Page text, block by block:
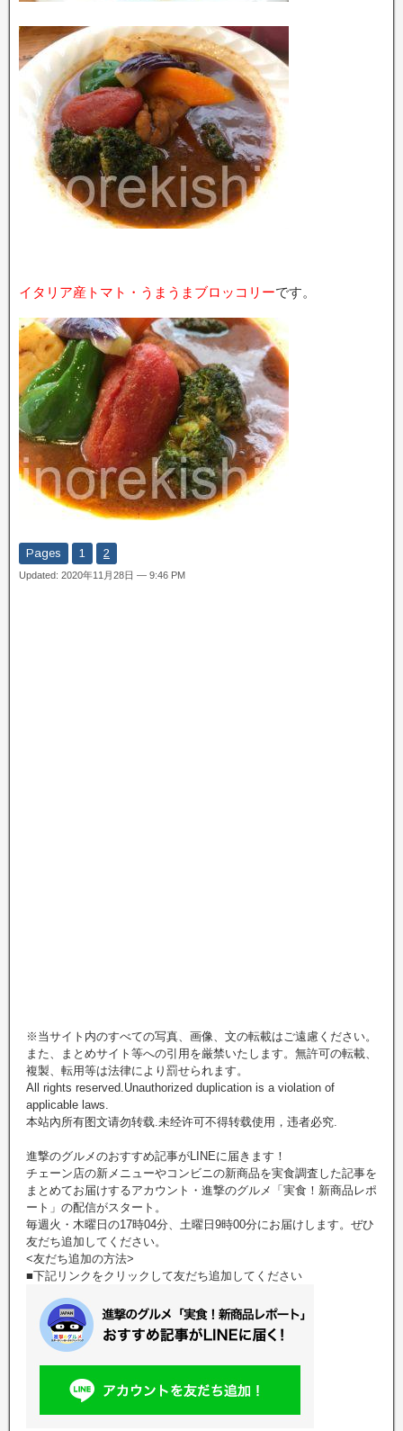
イタリア産トマト・うまうまブロッコリーです。
Pages 1 2
Updated: 2020年11月28日 — 9:46 PM
※当サイト内のすべての写真、画像、文の転載はご遠慮ください。
また、まとめサイト等への引用を厳禁いたします。無許可の転載、
複製、転用等は法律により罰せられます。
All rights reserved.Unauthorized duplication is a violation of
applicable laws.
本站內所有图文请勿转载.未经许可不得转载使用，违者必究.
進撃のグルメのおすすめ記事がLINEに届きます！
チェーン店の新メニューやコンビニの新商品を実食調査した記事を
まとめてお届けするアカウント・進撃のグルメ「実食！新商品レポ
ート」の配信がスタート。
毎週火・木曜日の17時04分、土曜日9時00分にお届けします。ぜひ
友だち追加してください。
<友だち追加の方法>
■下記リンクをクリックして友だち追加してください